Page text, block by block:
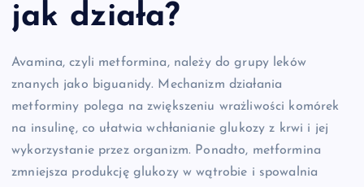
jak działa?
Avamina, czyli metformina, należy do grupy leków
znanych jako biguanidy. Mechanizm działania
metforminy polega na zwiększeniu wrażliwości komórek
na insulinę, co ułatwia wchłanianie glukozy z krwi i jej
wykorzystanie przez organizm. Ponadto, metformina
zmniejsza produkcję glukozy w wątrobie i spowalnia